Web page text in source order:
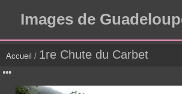
Images de
Accueil / 1re Chute du Carbet